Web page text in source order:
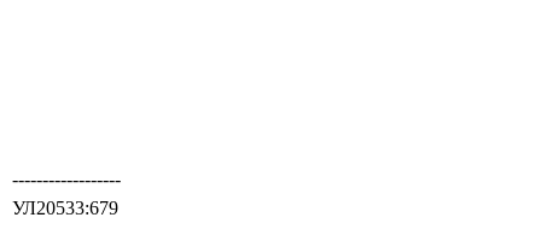
------------------
УЛ20533:679